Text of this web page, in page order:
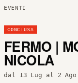
EVENTI
CONCLUSA
FERMO |
NICOLA
dal 13 Lug al 2 Ago